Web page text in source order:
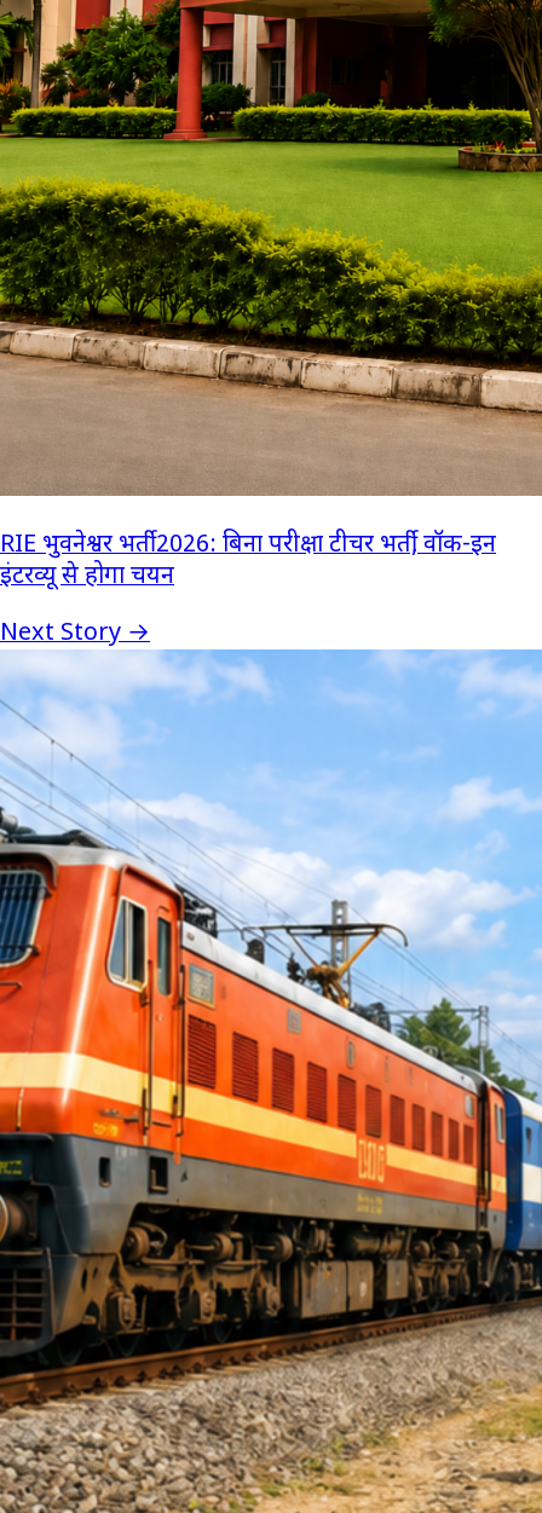
RIE भुवनेश्वर भर्ती 2026: बिना परीक्षा टीचर भर्ती, वॉक-इन
इंटरव्यू से होगा चयन
Next Story →